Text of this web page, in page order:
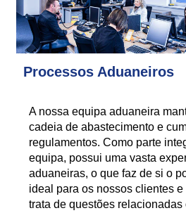
Processos Aduaneiros
A nossa equipa aduaneira
cadeia de abastecimento e
regulamentos. Como parte
equipa, possui uma vasta
aduaneiras, o que faz de si o
ideal para os nossos clientes
trata de questões relacionadas